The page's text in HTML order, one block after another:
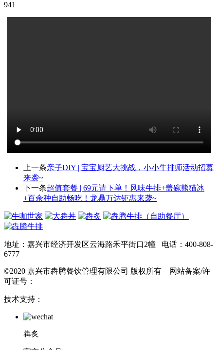
941
上一条亲子DIY | 宝宝厨艺大挑战，小小牛排师活动招募
来袭~
下一条超值套餐 | 69元请下单！风味牛排+盖碗熊猫冰
+百余种自助畅吃！龙鼎万达钜惠来袭~
地址：嘉兴市经济开发区云海路禾平街口2幢 电话：400-808-
6777
©2020 嘉兴市犇腾餐饮管理有限公司 版权所有 网站备案/许
可证号：
技术支持：
犇炙